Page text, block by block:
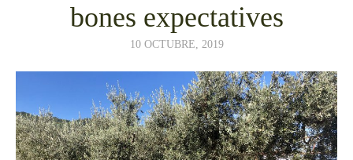
bones expectatives
10 OCTUBRE, 2019